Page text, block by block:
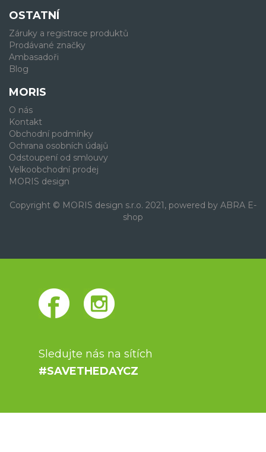
OSTATNÍ
Záruky a registrace produktů
Prodávané značky
Ambasadoři
Blog
MORIS
O nás
Kontakt
Obchodní podmínky
Ochrana osobních údajů
Odstoupení od smlouvy
Velkoobchodní prodej
MORIS design
Copyright © MORIS design s.r.o. 2021, powered by ABRA E-
shop
Sledujte nás na sítích
#SAVETHEDAYCZ